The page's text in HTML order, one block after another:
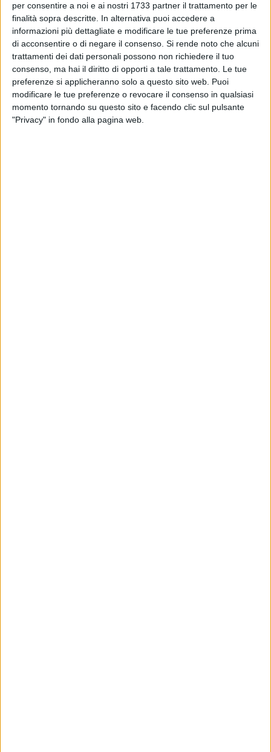
per consentire a noi e ai nostri 1733 partner il trattamento per le
finalità sopra descritte. In alternativa puoi accedere a
informazioni più dettagliate e modificare le tue preferenze prima
di acconsentire o di negare il consenso. Si rende noto che alcuni
trattamenti dei dati personali possono non richiedere il tuo
consenso, ma hai il diritto di opporti a tale trattamento. Le tue
preferenze si applicheranno solo a questo sito web. Puoi
modificare le tue preferenze o revocare il consenso in qualsiasi
momento tornando su questo sito e facendo clic sul pulsante
"Privacy" in fondo alla pagina web.
È morto all'età di ottantuno anni il famoso disegnatore Piero
Gratton, uno dei personaggi che hanno cambiato
l'iconografia della storia del Bari calcio. Gratton, infatti, fu
l'ideatore del celebre galletto obliquo che sarebbe stato
simbolo del club biancorosso per oltre trent'anni.
Nella sua carriera Gratton disegnò anche altri stemmi
zoomorfi per diverse squadre di calcio. Tra i più celebri il